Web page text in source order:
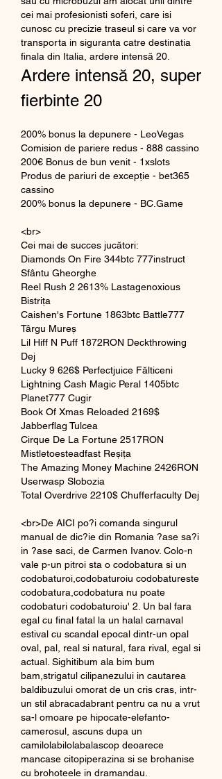
cei mai profesionisti soferi, care isi
cunosc cu precizie traseul si care va vor
transporta in siguranta catre destinatia
finala din Italia, ardere intensă 20.
Ardere intensă 20, super
fierbinte 20
200% bonus la depunere - LeoVegas
Comision de pariere redus - 888 cassino
200€ Bonus de bun venit - 1xslots
Produs de pariuri de excepție - bet365
cassino
200% bonus la depunere - BC.Game
<br>
Cei mai de succes jucători:
Diamonds On Fire 344btc 777instruct
Sfântu Gheorghe
Reel Rush 2 2613% Lastagenoxious
Bistrița
Caishen's Fortune 1863btc Battle777
Târgu Mureș
Lil Hiff N Puff 1872RON Deckthrowing
Dej
Lucky 9 626$ Perfectjuice Fălticeni
Lightning Cash Magic Peral 1405btc
Planet777 Cugir
Book Of Xmas Reloaded 2169$
Jabberflag Tulcea
Cirque De La Fortune 2517RON
Mistletoesteadfast Reșița
The Amazing Money Machine 2426RON
Userwasp Slobozia
<br>De AICI po?i comanda singurul
manual de dic?ie din Romania ?ase sa?i
in ?ase saci, de Carmen Ivanov. Colo-n
vale p-un pitroi sta o codobatura si un
codobaturoi,codobaturoiu codobatureste
codobatura,codobatura nu poate
codobaturi codobaturoiu' 2. Un bal fara
egal cu final fatal la un halal carnaval
estival cu scandal epocal dintr-un opal
oval, pal, real si natural, fara rival, egal si
actual. Sighitibum ala bim bum
bam,strigatul cilipanezului in cautarea
baldibuzului omorat de un cris cras, intr-
un stil abracadabrant pentru ca nu a vrut
sa-l omoare pe hipocate-elefanto-
camerosul, ascuns dupa un
camilolabilolabalascop deoarece
mancase citopiperazina si se brohanise
cu brohoteele in dramandau.